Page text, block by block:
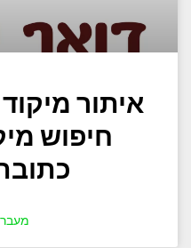
איתור
חיפוש